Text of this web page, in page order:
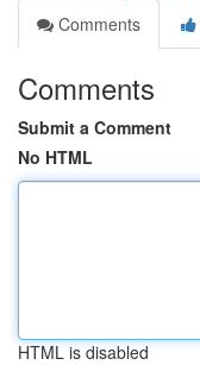
Comments
Comments
Submit a Comment
No HTML
HTML is disabled